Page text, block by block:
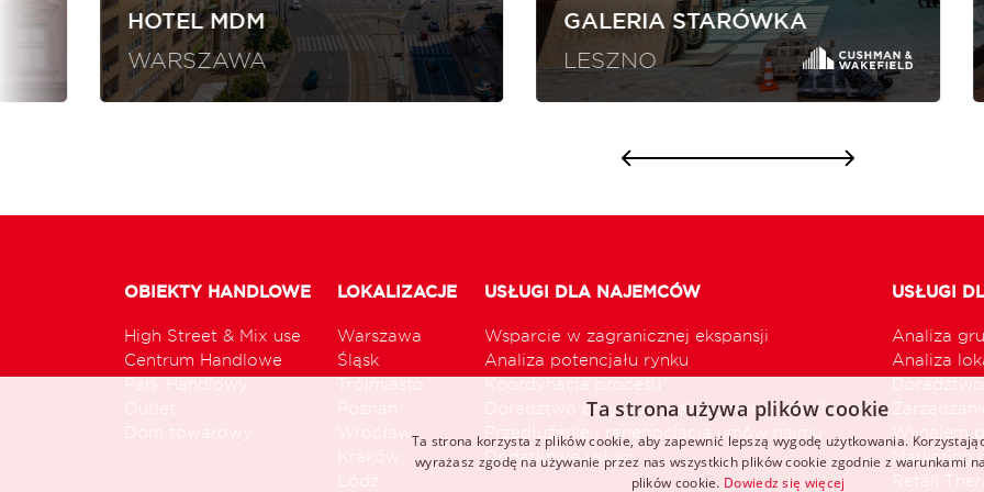
HOTEL MDM
WARSZAWA
GALERIA STARÓWKA
LESZNO
OBIEKTY HANDLOWE
High Street & Mix use
Centrum Handlowe
Park Handlowy
Outlet
Dom towarowy
LOKALIZACJE
Warszawa
Śląsk
Trójmiasto
Poznań
Wrocław
Kraków
Łódź
USŁUGI DLA NAJEMCÓW
Wsparcie w zagranicznej ekspansji
Analiza potencjału rynku
Koordynacja procesu
Doradztwo przy optymalizacji sieci handlowej
Przedłużenie i renegocjacja umów najmu
Dodatkowe usługi
USŁUGI
Analiza
Analiza
Wynajem
Marketing
Retail
Ta strona używa plików cookie
Ta strona korzysta z plików cookie, aby zapewnić lepszą wygodę użytkowania.
wyrażasz zgodę na używanie przez nas wszystkich plików cookie zgodnie z warunkami
plików cookie. Dowiedz się więcej